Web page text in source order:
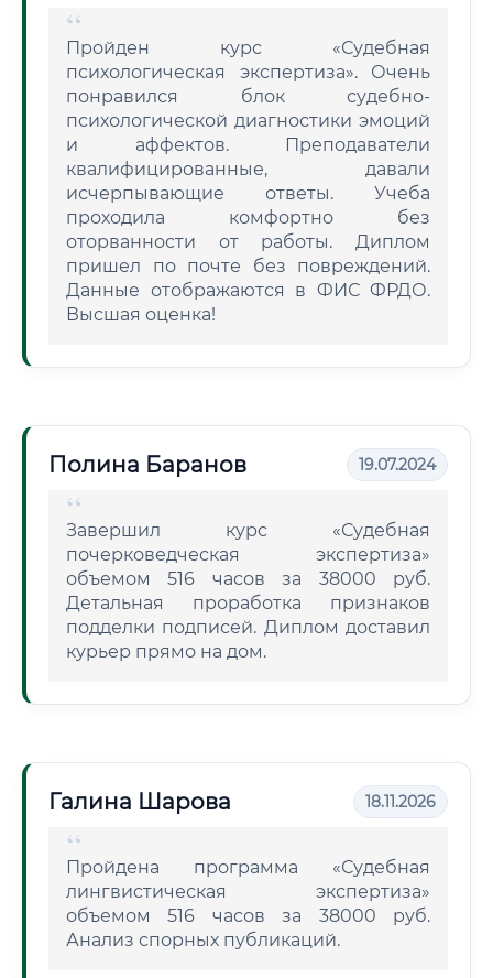
Пройден курс «Судебная
психологическая экспертиза». Очень
понравился блок судебно-
психологической диагностики эмоций
и аффектов. Преподаватели
квалифицированные, давали
исчерпывающие ответы. Учеба
проходила комфортно без
оторванности от работы. Диплом
пришел по почте без повреждений.
Данные отображаются в ФИС ФРДО.
Высшая оценка!
Полина Баранов 19.07.2024
Завершил курс «Судебная
почерковедческая экспертиза»
объемом 516 часов за 38000 руб.
Детальная проработка признаков
подделки подписей. Диплом доставил
курьер прямо на дом.
Галина Шарова 18.11.2026
Пройдена программа «Судебная
лингвистическая экспертиза»
объемом 516 часов за 38000 руб.
Анализ спорных публикаций.